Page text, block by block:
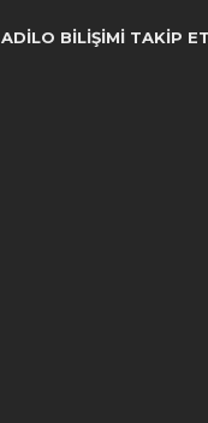
ADILO BILIŞIMI TAKIP ET